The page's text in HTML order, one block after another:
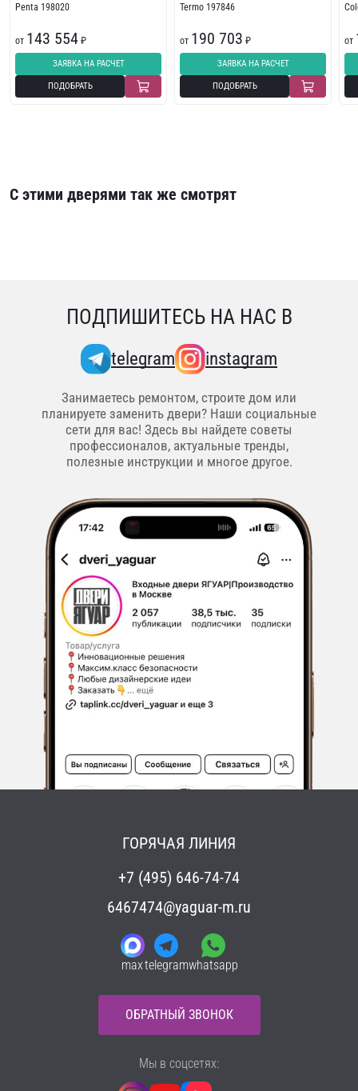
Penta 198020
от 143 554 ₽
ЗАЯВКА НА РАСЧЕТ
ПОДОБРАТЬ
Termo 197846
от 190 703 ₽
ЗАЯВКА НА РАСЧЕТ
ПОДОБРАТЬ
от
С этими дверями так же смотрят
ПОДПИШИТЕСЬ НА НАС В
telegram instagram
Занимаетесь ремонтом, строите дом или
планируете заменить двери? Наши социальные
сети для вас! Здесь вы найдете советы
профессионалов, актуальные тренды,
полезные инструкции и многое другое.
ГОРЯЧАЯ ЛИНИЯ
+7 (495) 646-74-74
6467474@yaguar-m.ru
maxtelegramwhatsapp
ОБРАТНЫЙ ЗВОНОК
Мы в соцсетях: